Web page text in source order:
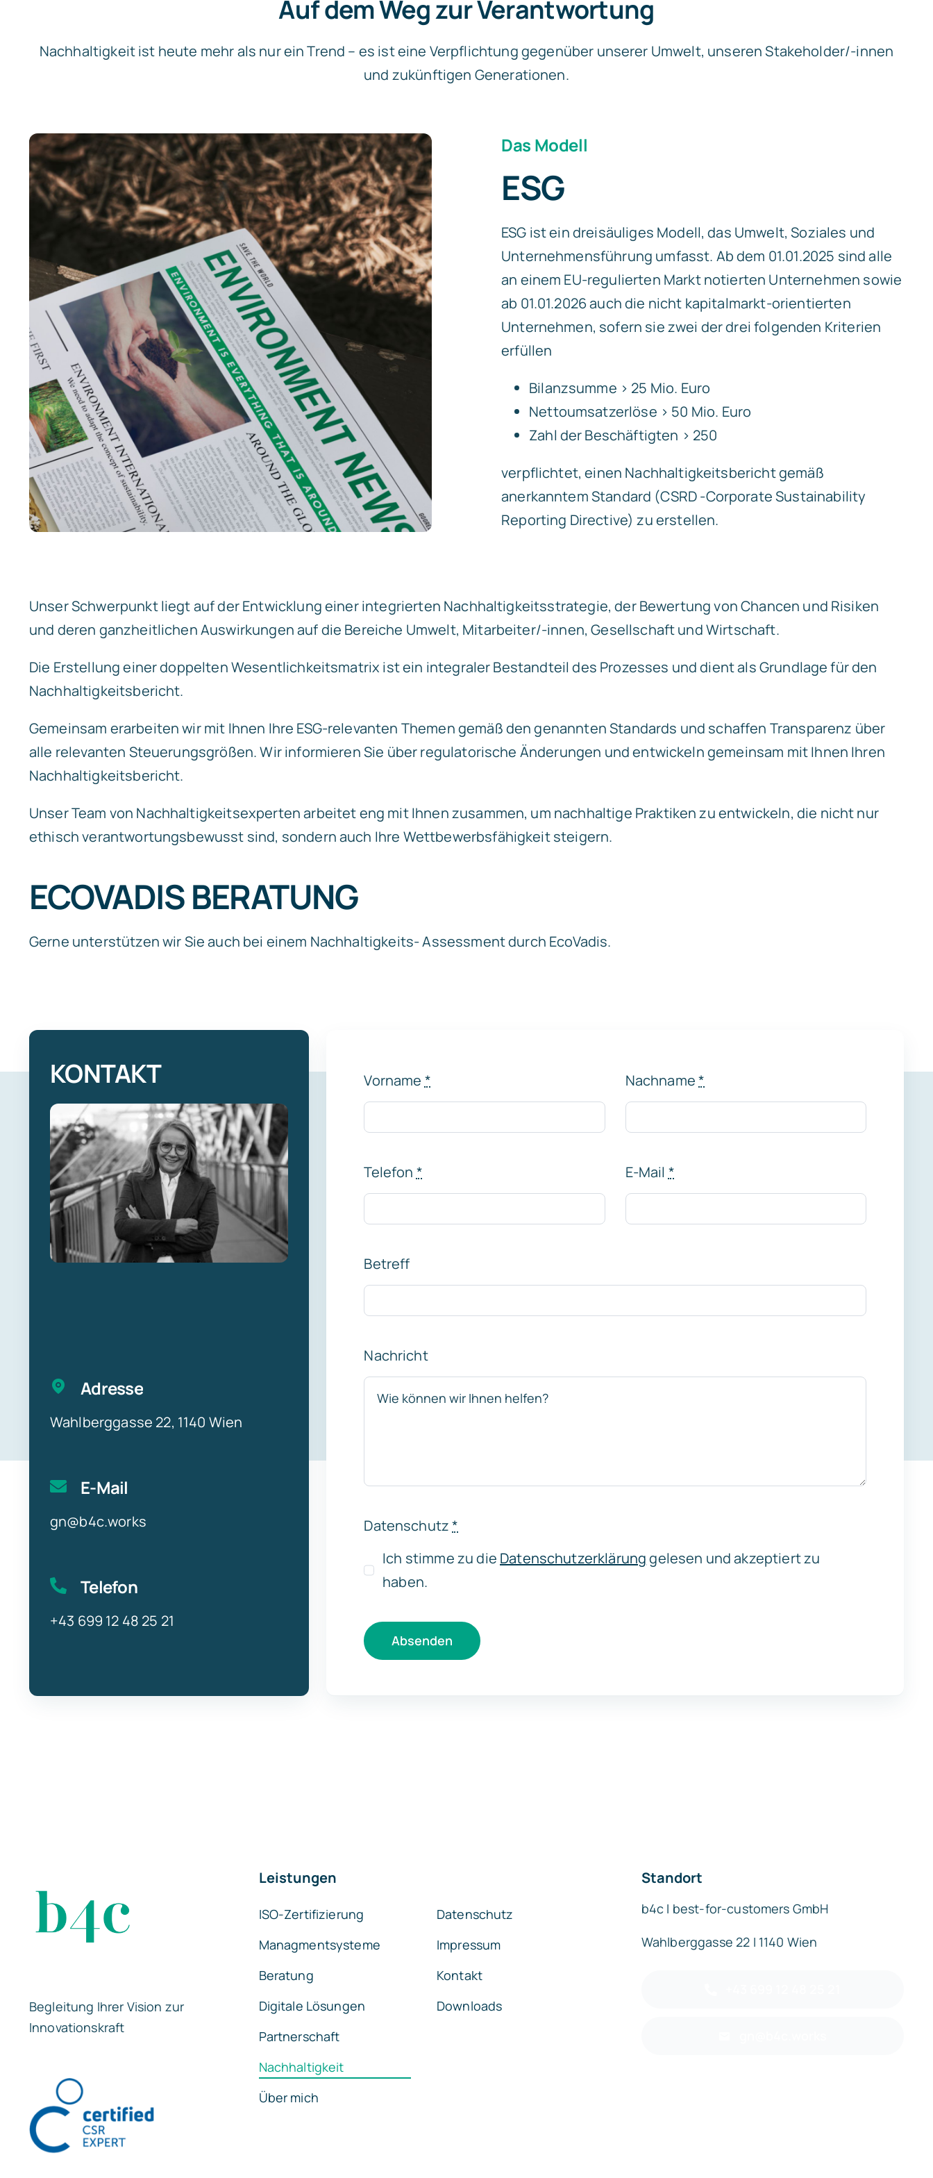
Auf dem Weg zur Verantwortung
Nachhaltigkeit ist heute mehr als nur ein Trend – es ist eine Verpflichtung gegenüber unserer Umwelt, unseren Stakeholder/-innen
und zukünftigen Generationen.
Das Modell
ESG
ESG ist ein dreisäuliges Modell, das Umwelt, Soziales und
Unternehmensführung umfasst. Ab dem 01.01.2025 sind alle
an einem EU-regulierten Markt notierten Unternehmen sowie
ab 01.01.2026 auch die nicht kapitalmarkt-orientierten
Unternehmen, sofern sie zwei der drei folgenden Kriterien
erfüllen
Bilanzsumme > 25 Mio. Euro
Nettoumsatzerlöse > 50 Mio. Euro
Zahl der Beschäftigten > 250
verpflichtet, einen Nachhaltigkeitsbericht gemäß
anerkanntem Standard (CSRD -Corporate Sustainability
Reporting Directive) zu erstellen.
Unser Schwerpunkt liegt auf der Entwicklung einer integrierten Nachhaltigkeitsstrategie, der Bewertung von Chancen und Risiken
und deren ganzheitlichen Auswirkungen auf die Bereiche Umwelt, Mitarbeiter/-innen, Gesellschaft und Wirtschaft.
Die Erstellung einer doppelten Wesentlichkeitsmatrix ist ein integraler Bestandteil des Prozesses und dient als Grundlage für den
Nachhaltigkeitsbericht.
Gemeinsam erarbeiten wir mit Ihnen Ihre ESG-relevanten Themen gemäß den genannten Standards und schaffen Transparenz über
alle relevanten Steuerungsgrößen. Wir informieren Sie über regulatorische Änderungen und entwickeln gemeinsam mit Ihnen Ihren
Nachhaltigkeitsbericht.
Unser Team von Nachhaltigkeitsexperten arbeitet eng mit Ihnen zusammen, um nachhaltige Praktiken zu entwickeln, die nicht nur
ethisch verantwortungsbewusst sind, sondern auch Ihre Wettbewerbsfähigkeit steigern.
ECOVADIS BERATUNG
Gerne unterstützen wir Sie auch bei einem Nachhaltigkeits- Assessment durch EcoVadis.
KONTAKT
Adresse
Wahlberggasse 22, 1140 Wien
E-Mail
gn@b4c.works
Telefon
+43 699 12 48 25 21
Vorname * Nachname*
Telefon * E-Mail *
Betreff
Nachricht
Datenschutz*
Ich stimme zu die Datenschutzerklärunggelesen und akzeptiert zu
haben.
Absenden
Begleitung Ihrer Vision zur
Innovationskraft
Leistungen
ISO-Zertifizierung
Managmentsysteme
Beratung
Digitale Lösungen
Partnerschaft
Nachhaltigkeit
Über mich
Datenschutz
Impressum
Kontakt
Downloads
Standort
b4c I best-for-customers GmbH
Wahlberggasse 22 I 1140 Wien